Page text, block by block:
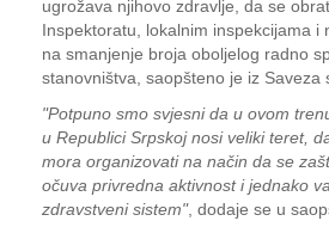
ugrožava njihovo zdravlje, da se
Inspektoratu, lokalnim inspekcijama i
na smanjenje broja oboljelog radno
stanovništva, saopšteno je iz Saveza
"Potpuno smo svjesni da u ovom
u Republici Srpskoj nosi veliki teret,
mora organizovati na način da se
očuva privredna aktivnost i jednako
zdravstveni sistem", dodaje se u